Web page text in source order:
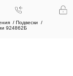
Подвески
924862Б